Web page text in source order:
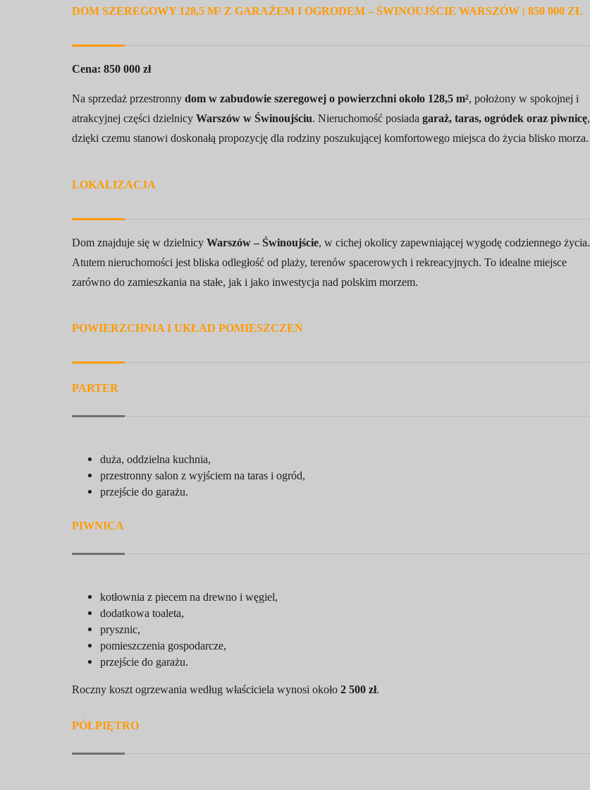
DOM SZEREGOWY 128,5 M² Z GARAŻEM I OGRODEM – ŚWINOUJŚCIE WARSZÓW | 850 000 ZŁ
Cena: 850 000 zł
Na sprzedaż przestronny dom w zabudowie szeregowej o powierzchni około 128,5 m², położony w spokojnej i
atrakcyjnej części dzielnicy Warszów w Świnoujściu. Nieruchomość posiada garaż, taras, ogródek oraz piwnicę,
dzięki czemu stanowi doskonałą propozycję dla rodziny poszukującej komfortowego miejsca do życia blisko morza.
LOKALIZACJA
Dom znajduje się w dzielnicy Warszów – Świnoujście, w cichej okolicy zapewniającej wygodę codziennego życia.
Atutem nieruchomości jest bliska odległość od plaży, terenów spacerowych i rekreacyjnych. To idealne miejsce
zarówno do zamieszkania na stałe, jak i jako inwestycja nad polskim morzem.
POWIERZCHNIA I UKŁAD POMIESZCZEŃ
PARTER
duża, oddzielna kuchnia,
przestronny salon z wyjściem na taras i ogród,
przejście do garażu.
PIWNICA
kotłownia z piecem na drewno i węgiel,
dodatkowa toaleta,
prysznic,
pomieszczenia gospodarcze,
przejście do garażu.
Roczny koszt ogrzewania według właściciela wynosi około 2 500 zł.
PÓŁPIĘTRO